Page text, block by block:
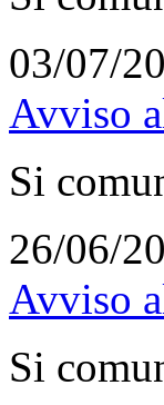
03/07/
Avviso
Si
26/06/
Avviso
Si